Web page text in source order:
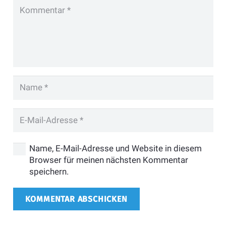
Name, E-Mail-Adresse und Website in diesem
Browser für meinen nächsten Kommentar
speichern.
KOMMENTAR ABSCHICKEN